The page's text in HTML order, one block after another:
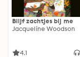
Blijf zachtjes bij me
Jacqueline Woodson
4.1